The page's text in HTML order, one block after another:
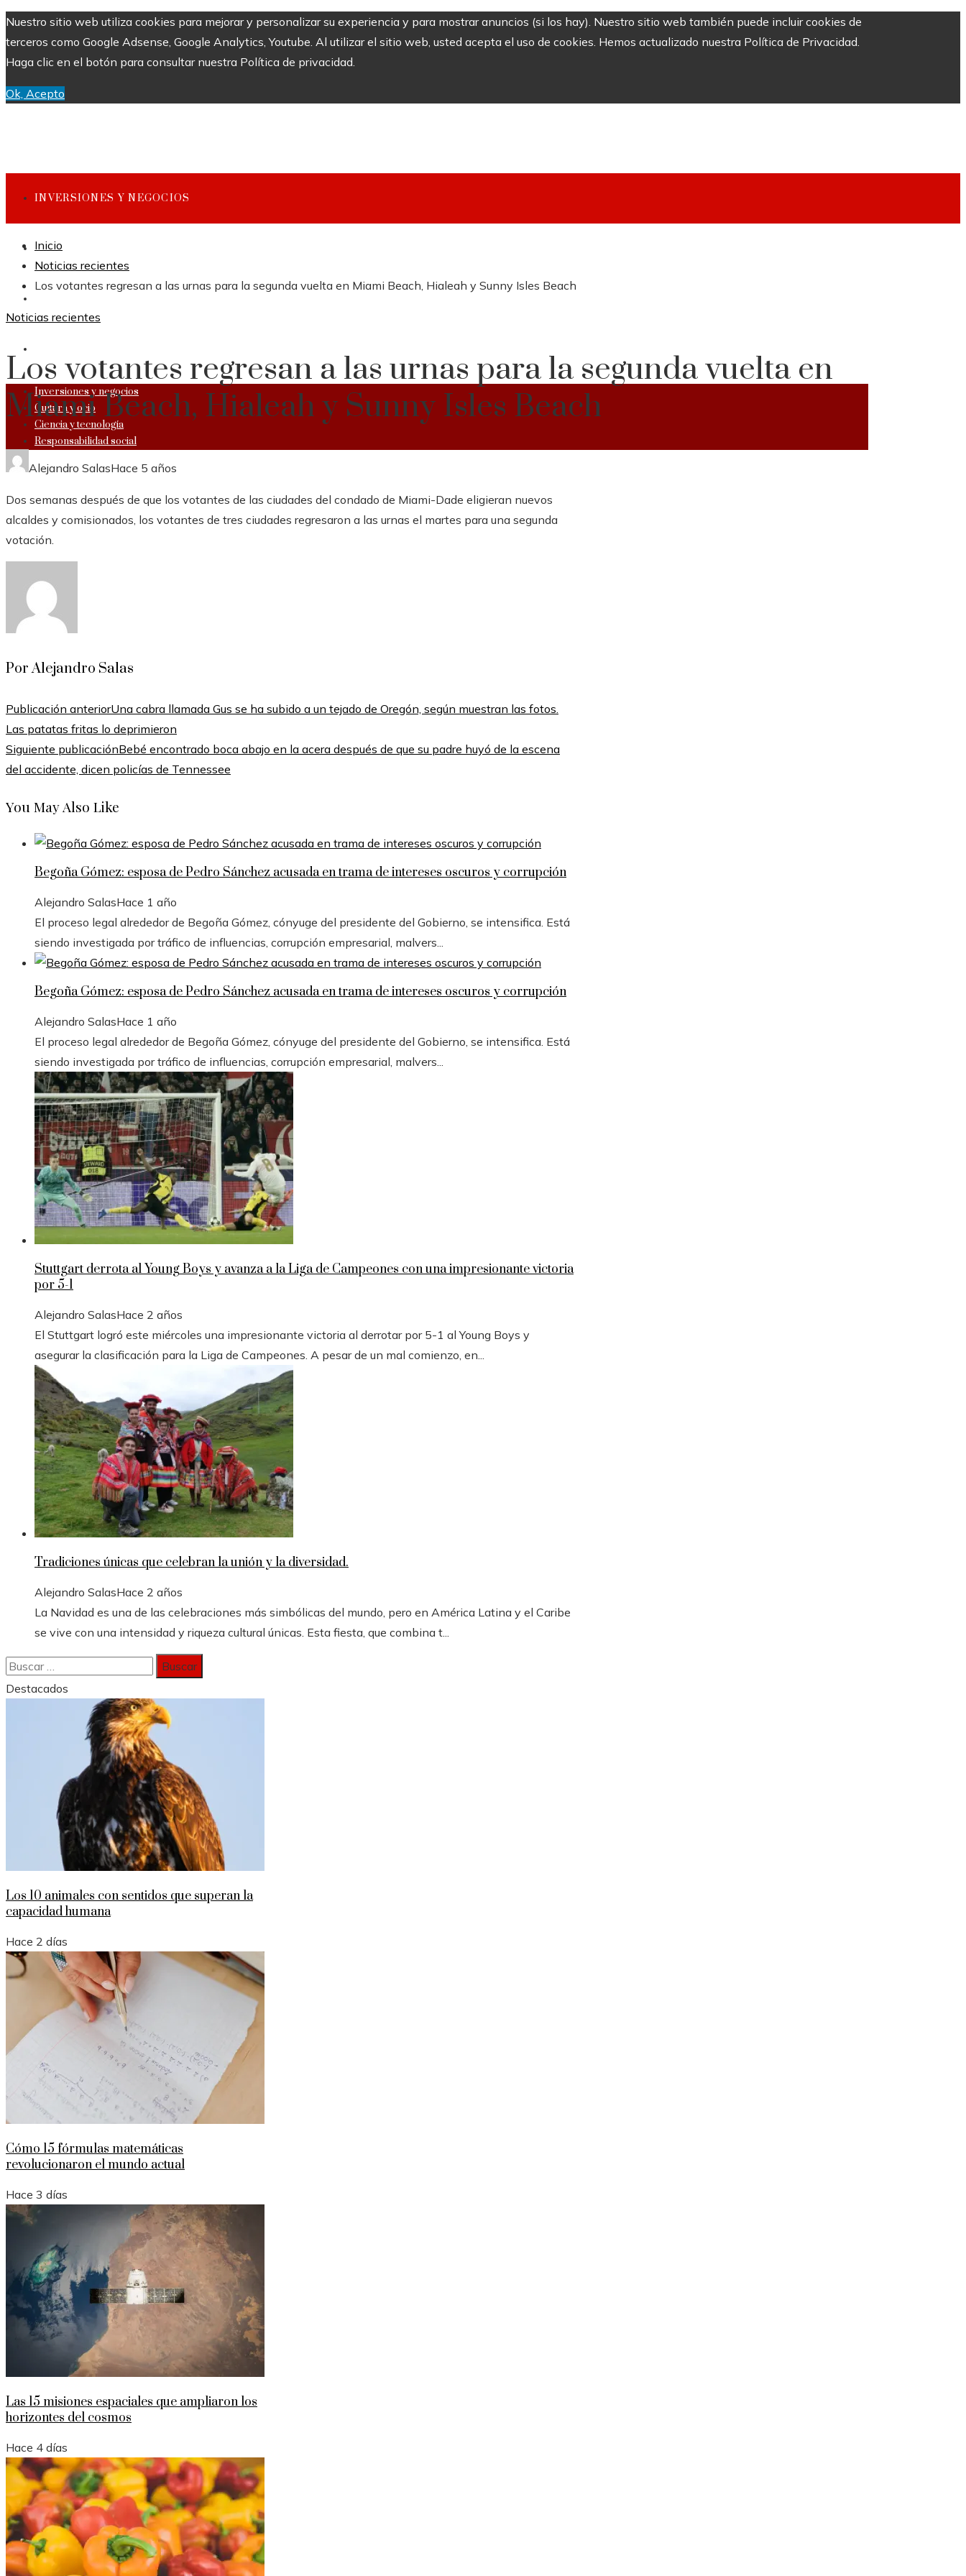
Nuestro sitio web utiliza cookies para mejorar y personalizar su experiencia y para mostrar anuncios (si los hay). Nuestro sitio web también puede incluir cookies de
terceros como Google Adsense, Google Analytics, Youtube. Al utilizar el sitio web, usted acepta el uso de cookies. Hemos actualizado nuestra Política de Privacidad.
Haga clic en el botón para consultar nuestra Política de privacidad.
Ok, Acepto
INVERSIONES Y NEGOCIOS
CULTURA Y OCIO
Inversiones y negocios
Cultura y ocio
Ciencia y tecnología
Responsabilidad social
Inicio
Noticias recientes
Los votantes regresan a las urnas para la segunda vuelta en Miami Beach, Hialeah y Sunny Isles Beach
Noticias recientes
Los votantes regresan a las urnas para la segunda vuelta en
Miami Beach, Hialeah y Sunny Isles Beach
Alejandro SalasHace 5 años
Dos semanas después de que los votantes de las ciudades del condado de Miami-Dade eligieran nuevos
alcaldes y comisionados, los votantes de tres ciudades regresaron a las urnas el martes para una segunda
votación.
Por Alejandro Salas
Publicación anteriorUna cabra llamada Gus se ha subido a un tejado de Oregón, según muestran las fotos.
Las patatas fritas lo deprimieron
Siguiente publicaciónBebé encontrado boca abajo en la acera después de que su padre huyó de la escena
del accidente, dicen policías de Tennessee
You May Also Like
Begoña Gómez: esposa de Pedro Sánchez acusada en trama de intereses oscuros y corrupción
Alejandro SalasHace 1 año
El proceso legal alrededor de Begoña Gómez, cónyuge del presidente del Gobierno, se intensifica. Está
siendo investigada por tráfico de influencias, corrupción empresarial, malvers...
Begoña Gómez: esposa de Pedro Sánchez acusada en trama de intereses oscuros y corrupción
Alejandro SalasHace 1 año
El proceso legal alrededor de Begoña Gómez, cónyuge del presidente del Gobierno, se intensifica. Está
siendo investigada por tráfico de influencias, corrupción empresarial, malvers...
Stuttgart derrota al Young Boys y avanza a la Liga de Campeones con una impresionante victoria
por 5-1
Alejandro SalasHace 2 años
El Stuttgart logró este miércoles una impresionante victoria al derrotar por 5-1 al Young Boys y
asegurar la clasificación para la Liga de Campeones. A pesar de un mal comienzo, en...
Tradiciones únicas que celebran la unión y la diversidad.
Alejandro SalasHace 2 años
La Navidad es una de las celebraciones más simbólicas del mundo, pero en América Latina y el Caribe
se vive con una intensidad y riqueza cultural únicas. Esta fiesta, que combina t...
Buscar:
Destacados
Los 10 animales con sentidos que superan la
capacidad humana
Hace 2 días
Cómo 15 fórmulas matemáticas
revolucionaron el mundo actual
Hace 3 días
Las 15 misiones espaciales que ampliaron los
horizontes del cosmos
Hace 4 días